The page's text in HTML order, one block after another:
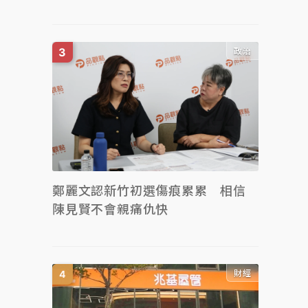
政治
鄭麗文認新竹初選傷痕累累 相信
陳見賢不會親痛仇快
財經